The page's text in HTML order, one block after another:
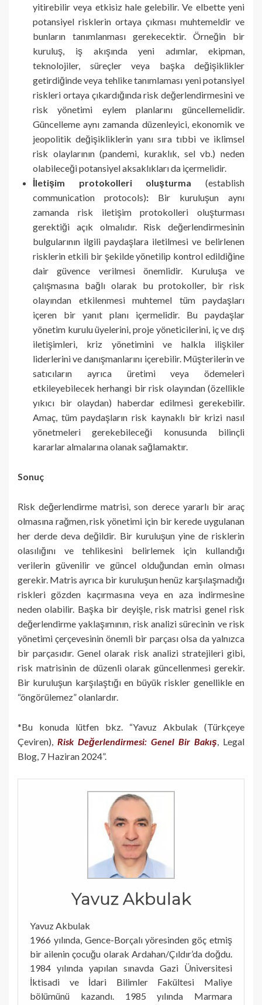
yitirebilir veya etkisiz hale gelebilir. Ve elbette yeni
potansiyel risklerin ortaya çıkması muhtemeldir ve
bunların tanımlanması gerekecektir. Örneğin bir
kuruluş, iş akışında yeni adımlar, ekipman,
teknolojiler, süreçler veya başka değişiklikler
getirdiğinde veya tehlike tanımlaması yeni potansiyel
riskleri ortaya çıkardığında risk değerlendirmesini ve
risk yönetimi eylem planlarını güncellemelidir.
Güncelleme aynı zamanda düzenleyici, ekonomik ve
jeopolitik değişikliklerin yanı sıra tıbbi ve iklimsel
risk olaylarının (pandemi, kuraklık, sel vb.) neden
olabileceği potansiyel aksaklıkları da içermelidir.
İletişim protokolleri oluşturma (establish
communication protocols): Bir kuruluşun aynı
zamanda risk iletişim protokolleri oluşturması
gerektiği açık olmalıdır. Risk değerlendirmesinin
bulgularının ilgili paydaşlara iletilmesi ve belirlenen
risklerin etkili bir şekilde yönetilip kontrol edildiğine
dair güvence verilmesi önemlidir. Kuruluşa ve
çalışmasına bağlı olarak bu protokoller, bir risk
olayından etkilenmesi muhtemel tüm paydaşları
içeren bir yanıt planı içermelidir. Bu paydaşlar
yönetim kurulu üyelerini, proje yöneticilerini, iç ve dış
iletişimleri, kriz yönetimini ve halkla ilişkiler
liderlerini ve danışmanlarını içerebilir. Müşterilerin ve
satıcıların ayrıca üretimi veya ödemeleri
etkileyebilecek herhangi bir risk olayından (özellikle
yıkıcı bir olaydan) haberdar edilmesi gerekebilir.
Amaç, tüm paydaşların risk kaynaklı bir krizi nasıl
yönetmeleri gerekebileceği konusunda bilinçli
kararlar almalarına olanak sağlamaktır.
Sonuç
Risk değerlendirme matrisi, son derece yararlı bir araç
olmasına rağmen, risk yönetimi için bir kerede uygulanan
her derde deva değildir. Bir kuruluşun yine de risklerin
olasılığını ve tehlikesini belirlemek için kullandığı
verilerin güvenilir ve güncel olduğundan emin olması
gerekir. Matris ayrıca bir kuruluşun henüz karşılaşmadığı
riskleri gözden kaçırmasına veya en aza indirmesine
neden olabilir. Başka bir deyişle, risk matrisi genel risk
değerlendirme yaklaşımının, risk analizi sürecinin ve risk
yönetimi çerçevesinin önemli bir parçası olsa da yalnızca
bir parçasıdır. Genel olarak risk analizi stratejileri gibi,
risk matrisinin de düzenli olarak güncellenmesi gerekir.
Bir kuruluşun karşılaştığı en büyük riskler genellikle en
“öngörülemez” olanlardır.
*Bu konuda lütfen bkz. “Yavuz Akbulak (Türkçeye
Çeviren), Risk Değerlendirmesi: Genel Bir Bakış , Legal
Blog, 7 Haziran 2024”.
Yavuz Akbulak
Yavuz Akbulak
1966 yılında, Gence-Borçalı yöresinden göç etmiş
bir ailenin çocuğu olarak Ardahan/Çıldır’da doğdu.
1984 yılında yapılan sınavda Gazi Üniversitesi
İktisadi ve İdari Bilimler Fakültesi Maliye
bölümünü kazandı. 1985 yılında Marmara